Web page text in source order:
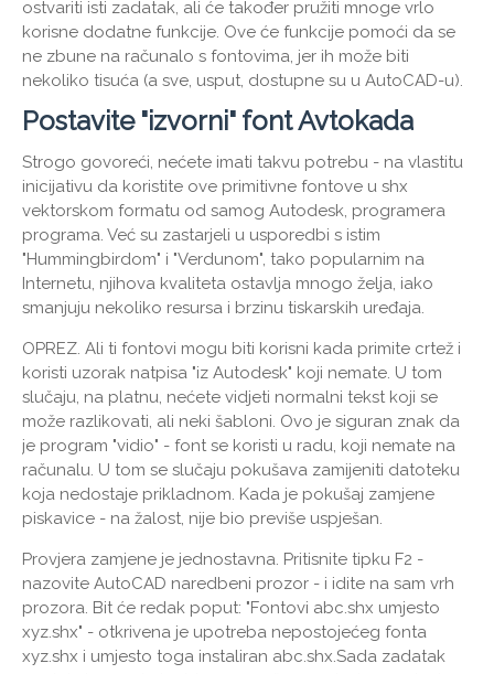
ostvariti isti zadatak, ali će također pružiti mnoge vrlo
korisne dodatne funkcije. Ove će funkcije pomoći da se
ne zbune na računalo s fontovima, jer ih može biti
nekoliko tisuća (a sve, usput, dostupne su u AutoCAD-u).
Postavite "izvorni" font Avtokada
Strogo govoreći, nećete imati takvu potrebu - na vlastitu
inicijativu da koristite ove primitivne fontove u shx
vektorskom formatu od samog Autodesk, programera
programa. Već su zastarjeli u usporedbi s istim
"Hummingbirdom" i "Verdunom", tako popularnim na
Internetu, njihova kvaliteta ostavlja mnogo želja, iako
smanjuju nekoliko resursa i brzinu tiskarskih uređaja.
OPREZ. Ali ti fontovi mogu biti korisni kada primite crtež i
koristi uzorak natpisa "iz Autodesk" koji nemate. U tom
slučaju, na platnu, nećete vidjeti normalni tekst koji se
može razlikovati, ali neki šabloni. Ovo je siguran znak da
je program "vidio" - font se koristi u radu, koji nemate na
računalu. U tom se slučaju pokušava zamijeniti datoteku
koja nedostaje prikladnom. Kada je pokušaj zamjene
piskavice - na žalost, nije bio previše uspješan.
Provjera zamjene je jednostavna. Pritisnite tipku F2 -
nazovite AutoCAD naredbeni prozor - i idite na sam vrh
prozora. Bit će redak poput: "Fontovi abc.shx umjesto
xyz.shx" - otkrivena je upotreba nepostojećeg fonta
xyz.shx i umjesto toga instaliran abc.shx.Sada zadatak